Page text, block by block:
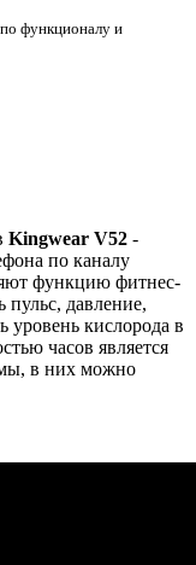
функционалу и
Kingwear V52 -
по каналу
функцию фитнес-
давление,
уровень кислорода в
часов является
в них можно